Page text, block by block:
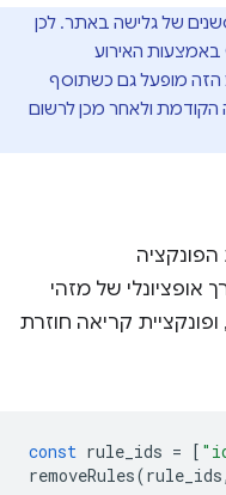
של גלישה באתר. לכן
באמצעות האירוע
הזה מופעל גם כשתוסף
הקודמת ולאחר מכן לרשום
של מזהי
קריאה חוזרת
const rule_ids = [
removeRules(rule_ids,